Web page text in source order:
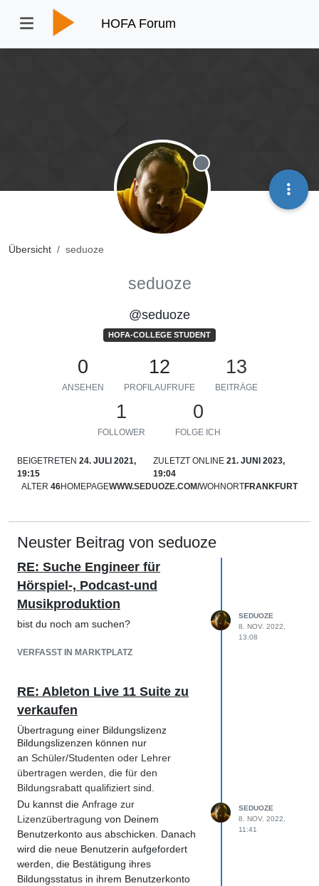
HOFA Forum
Übersicht seduoze
Offline
seduoze
@seduoze
HOFA-COLLEGE STUDENT
0
ANSEHEN
12
PROFILAUFRUFE
13
BEITRÄGE
1
FOLLOWER
0
FOLGE ICH
BEIGETRETEN 24. JULI 2021,
19:15
ZULETZT ONLINE 21. JUNI 2023,
19:04
ALTER 46HOMEPAGEWWW.SEDUOZE.COM/WOHNORTFRANKFURT
Neuster Beitrag von seduoze
RE: Suche Engineer für
Hörspiel-, Podcast-und
Musikproduktion
bist du noch am suchen?
VERFASST IN MARKTPLATZ
SEDUOZE
8. NOV. 2022,
13:08
RE: Ableton Live 11 Suite zu
verkaufen
Übertragung einer Bildungslizenz
Bildungslizenzen können nur
an Schüler/Studenten oder Lehrer
übertragen werden, die für den
Bildungsrabatt qualifiziert sind.
Du kannst die Anfrage zur
Lizenzübertragung von Deinem
Benutzerkonto aus abschicken. Danach
wird die neue Benutzerin aufgefordert
werden, die Bestätigung ihres
Bildungsstatus in ihrem Benutzerkonto
SEDUOZE
8. NOV. 2022,
11:41